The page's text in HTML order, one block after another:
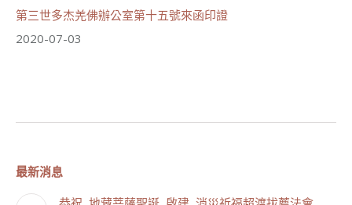
第三世多杰羌佛辦公室第十五號來函印證
2020-07-03
最新消息